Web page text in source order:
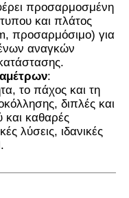
προσαρμοσμένη
και πλάτος
προσαρμόσιμο) για
αναγκών
:
το πάχος και τη
διπλές και
και καθαρές
λύσεις, ιδανικές